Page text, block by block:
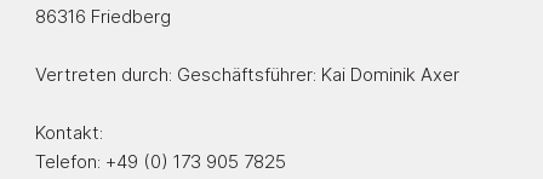
86316 Friedberg
Vertreten durch: Geschäftsführer: Kai Dominik Axer
Kontakt:
Telefon: +49 (0) 173 905 7825